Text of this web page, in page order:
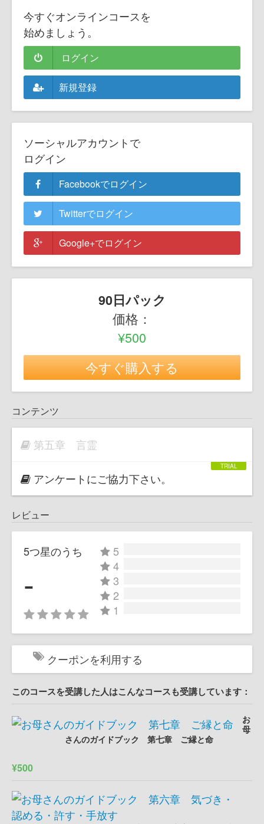
今すぐオンラインコースを
始めましょう。
ログイン
新規登録
ソーシャルアカウントで
ログイン
Facebookでログイン
Twitterでログイン
Google+でログイン
90日パック
価格：
¥500
今すぐ購入する
コンテンツ
第五章 言霊
アンケートにご協力下さい。
レビュー
5つ星のうち
-
5
4
3
2
1
クーポンを利用する
このコースを受講した人はこんなコースも受講しています：
お
母
さんのガイドブック 第七章 ご縁と命
¥500